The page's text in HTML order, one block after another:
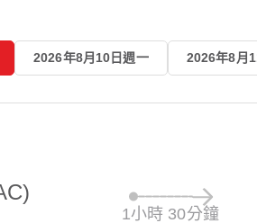
2026年8月10日週一 2026年8月
1小時 30分鐘